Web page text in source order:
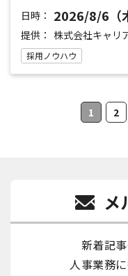
日時： 2026/8/6（
提供： 株式会社キャリ
採用ノウハウ
1 2
メ
新着記
人事業務